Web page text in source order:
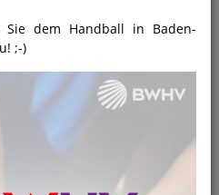
dem Handball in Baden-
;-)